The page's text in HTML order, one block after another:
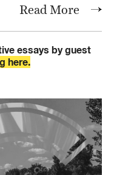
Read More
essays by guest
here.